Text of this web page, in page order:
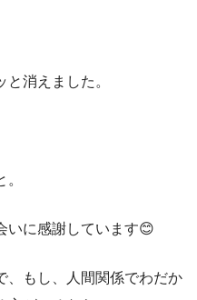
消えました。
いに感謝しています😊
、もし、人間関係でわだか